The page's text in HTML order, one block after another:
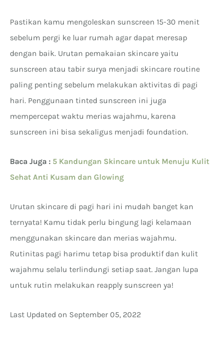
Pastikan kamu mengoleskan sunscreen 15-30 menit
sebelum pergi ke luar rumah agar dapat meresap
dengan baik. Urutan pemakaian skincare yaitu
sunscreen atau tabir surya menjadi skincare routine
paling penting sebelum melakukan aktivitas di pagi
hari. Penggunaan tinted sunscreen ini juga
mempercepat waktu merias wajahmu, karena
sunscreen ini bisa sekaligus menjadi foundation.
Baca Juga : 5 Kandungan Skincare untuk Menuju Kulit
Sehat Anti Kusam dan Glowing
Urutan skincare di pagi hari ini mudah banget kan
ternyata! Kamu tidak perlu bingung lagi kelamaan
menggunakan skincare dan merias wajahmu.
Rutinitas pagi harimu tetap bisa produktif dan kulit
wajahmu selalu terlindungi setiap saat. Jangan lupa
untuk rutin melakukan reapply sunscreen ya!
Last Updated on September 05, 2022